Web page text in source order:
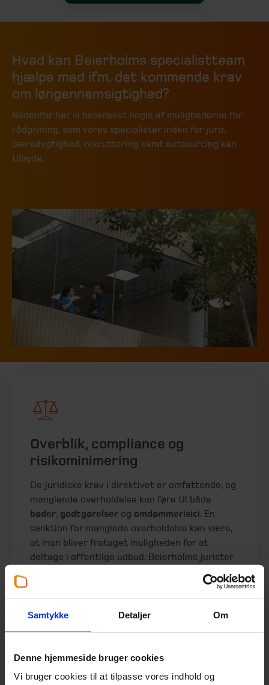
Samtykke Detaljer Om
Denne hjemmeside bruger cookies
Vi bruger cookies til at tilpasse vores indhold og
Hvad kan Beierholms specialistteam
hjælpe med ifm. det kommende krav
om løngennemsigtighed?
Nedenfor har vi beskrevet nogle af mulighederne for
rådgivning, som vores specialister inden for jura,
bæredygtighed, rekruttering samt outsourcing kan
tilbyde.
Overblik, compliance og
risikominimering
De juridiske krav i direktivet er omfattende, og
manglende overholdelse kan føre til både
bøder, godtgørelser og omdømmerisici. En
sanktion for manglede overholdelse kan være,
at man bliver frataget muligheden for at
deltage i offentlige udbud. Beierholms jurister
Beierholm Jura kan hjælpe med:
Atoversætte direktivetog den kommende
virksomheden
At udarbejdeog kvalitetssikre lønpolitikker